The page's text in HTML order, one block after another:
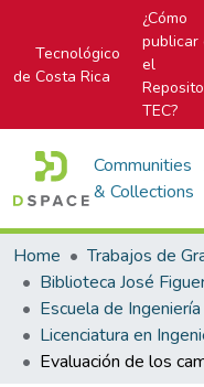
Tecnológico
de Costa Rica
¿Cómo
publicar
el
TEC?
Communities
& Collections
Home
Trabajos de